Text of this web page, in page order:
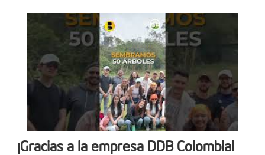
¡Gracias a la empresa DDB Colombia!